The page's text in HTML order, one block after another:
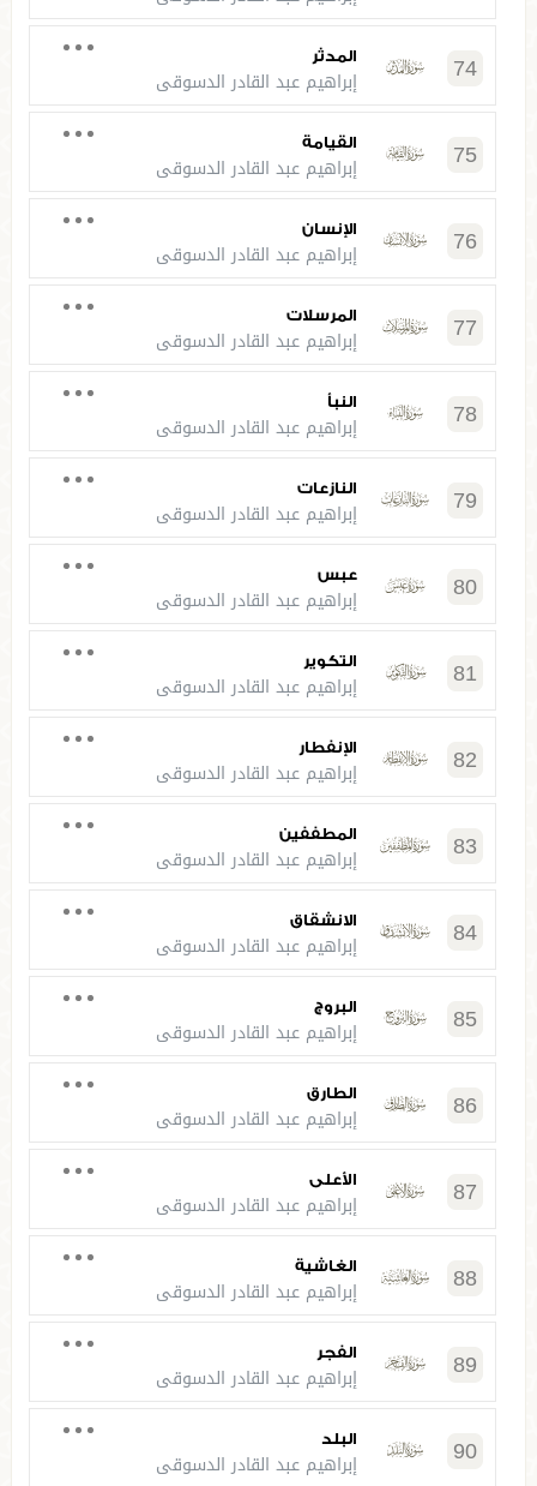
74 المدثر
إبراهيم عبد القادر الدسوقي
75 القيامة
إبراهيم عبد القادر الدسوقي
76 الإنسان
إبراهيم عبد القادر الدسوقي
77 المرسلات
إبراهيم عبد القادر الدسوقي
78 النبأ
إبراهيم عبد القادر الدسوقي
79 النازعات
إبراهيم عبد القادر الدسوقي
80 عبس
إبراهيم عبد القادر الدسوقي
81 التكوير
إبراهيم عبد القادر الدسوقي
82 الإنفطار
إبراهيم عبد القادر الدسوقي
83 المطففين
إبراهيم عبد القادر الدسوقي
84 الانشقاق
إبراهيم عبد القادر الدسوقي
85 البروج
إبراهيم عبد القادر الدسوقي
86 الطارق
إبراهيم عبد القادر الدسوقي
87 الأعلى
إبراهيم عبد القادر الدسوقي
88 الغاشية
إبراهيم عبد القادر الدسوقي
89 الفجر
إبراهيم عبد القادر الدسوقي
90 البلد
إبراهيم عبد القادر الدسوقي